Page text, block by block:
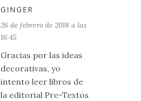
GINGER
26 de febrero de 2018 a las
16:45
Gracias por las ideas
decorativas, yo
intento leer libros de
la editorial Pre-Textos